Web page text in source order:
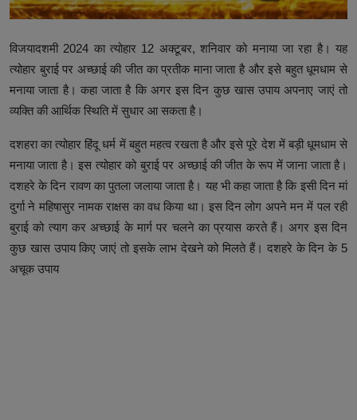
फिटनेश
बिजनेस & नौकरी
विजयादशमी 2024 का त्योहार 12 अक्टूबर, शनिवार को मनाया जा रहा है। यह
त्योहार बुराई पर अच्छाई की जीत का प्रतीक माना जाता है और इसे बहुत धूमधाम से
मनाया जाता है। कहा जाता है कि अगर इस दिन कुछ खास उपाय अपनाए जाएं तो
व्यक्ति की आर्थिक स्थिति में सुधार आ सकता है।
दशहरा का त्योहार हिंदू धर्म में बहुत महत्व रखता है और इसे पूरे देश में बड़ी धूमधाम से
मनाया जाता है। इस त्योहार को बुराई पर अच्छाई की जीत के रूप में जाना जाता है।
दशहरे के दिन रावण का पुतला जलाया जाता है। यह भी कहा जाता है कि इसी दिन मां
दुर्गा ने महिषासुर नामक राक्षस का वध किया था। इस दिन लोग अपने मन में पल रही
बुराई को त्याग कर अच्छाई के मार्ग पर चलने का प्रयास करते हैं। अगर इस दिन
कुछ खास उपाय किए जाएं तो इसके लाभ देखने को मिलते हैं। दशहरे के दिन के 5
अचूक उपाय